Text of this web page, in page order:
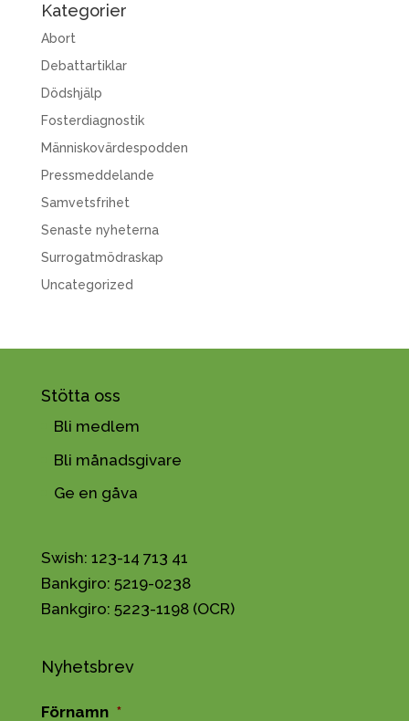
Kategorier
Abort
Debattartiklar
Dödshjälp
Fosterdiagnostik
Människovärdespodden
Pressmeddelande
Samvetsfrihet
Senaste nyheterna
Surrogatmödraskap
Uncategorized
Stötta oss
Bli medlem
Bli månadsgivare
Ge en gåva
Swish: 123-14 713 41
Bankgiro: 5219-0238
Bankgiro: 5223-1198 (OCR)
Nyhetsbrev
Förnamn *